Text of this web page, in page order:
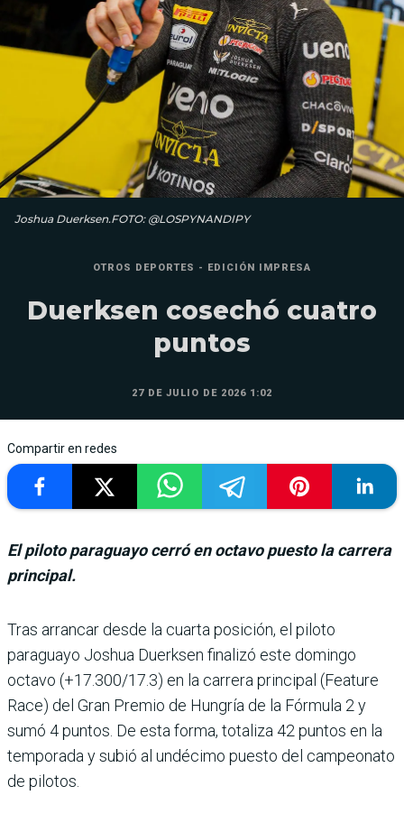
Joshua Duerksen.FOTO: @LOSPYNANDIPY
OTROS DEPORTES - EDICIÓN IMPRESA
Duerksen cosechó cuatro
puntos
27 DE JULIO DE 2026 1:02
Compartir en redes
El piloto paraguayo cerró en octavo puesto la carrera
principal.
Tras arrancar desde la cuarta posición, el piloto
paraguayo Joshua Duerksen fina­lizó este domingo
octavo (+17.300/17.3) en la carrera principal (Feature
Race) del Gran Premio de Hungría de la Fórmula 2 y
sumó 4 pun­tos. De esta forma, totaliza 42 puntos en la
temporada y subió al undécimo puesto del campeonato
de pilotos.